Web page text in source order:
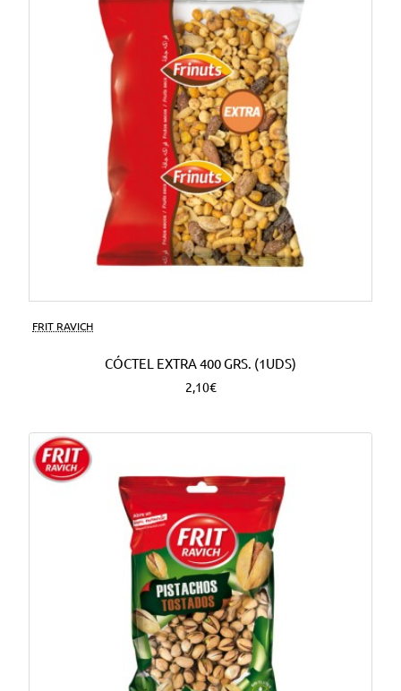
FRIT RAVICH
CÓCTEL EXTRA 400 GRS. (1UDS)
2,10€